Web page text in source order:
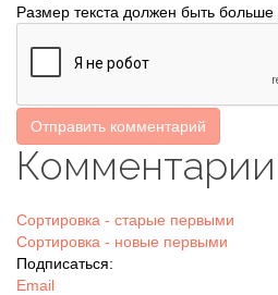
Размер текста должен быть
Отправить комментарий
Комментарии
Сортировка - старые первыми
Сортировка - новые первыми
Подписаться:
Email